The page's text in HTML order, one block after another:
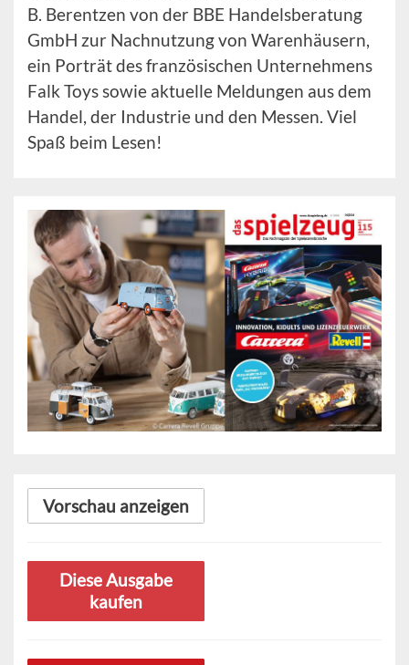
B. Berentzen von der BBE Handelsberatung
GmbH zur Nachnutzung von Warenhäusern,
ein Porträt des französischen Unternehmens
Falk Toys sowie aktuelle Meldungen aus dem
Handel, der Industrie und den Messen. Viel
Spaß beim Lesen!
Vorschau anzeigen
Diese Ausgabe
kaufen